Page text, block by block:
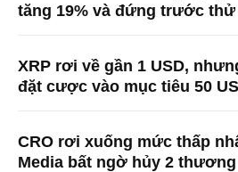
tăng 19% và đứng trước thử
XRP rơi về gần 1 USD,
đặt cược vào mục tiêu 50
CRO rơi xuống mức thấp
Media bất ngờ hủy 2